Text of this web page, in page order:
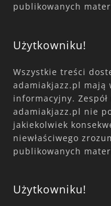
publikowanych
Użytkowniku!
Wszystkie treści
adamiakjazz.pl mają
informacyjny.
adamiakjazz.pl nie
jakiekolwiek
niewłaściwego
publikowanych
Użytkowniku!